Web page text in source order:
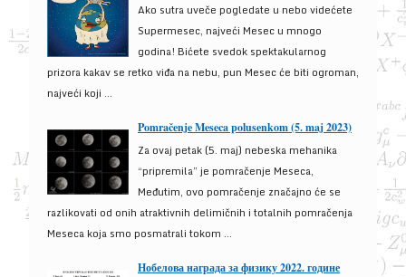
Ako sutra uveče pogledate u nebo videćete
Supermesec, najveći Mesec u mnogo
godina! Bićete svedok spektakularnog
prizora kakav se retko viđa na nebu, pun Mesec će biti ogroman,
najveći koji ...
Pomračenje Meseca polusenkom (5. maj 2023)
Za ovaj petak (5. maj) nebeska mehanika
“pripremila” je pomračenje Meseca,
Međutim, ovo pomračenje značajno će se
razlikovati od onih atraktivnih delimičnih i totalnih pomračenja
Meseca koja smo posmatrali tokom ...
Нобелова награда за физику 2022. године